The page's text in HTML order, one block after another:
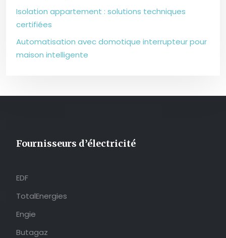
Isolation appartement : solutions techniques
certifiées
Automatisation avec domotique interrupteur pour
maison intelligente
Fournisseurs d’électricité
EDF
TotalEnergies
Engie
Butagaz